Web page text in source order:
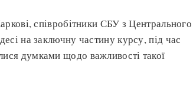
співробітники СБУ з Центрального
на заключну частину курсу, під час
думками щодо важливості такої